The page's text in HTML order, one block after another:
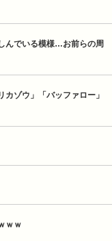
んでいる模様…お前らの周
ゾウ」「バッファロー」
ｗｗ